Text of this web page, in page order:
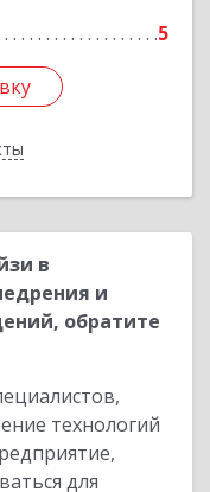
5
в
и
обратите
технологий
для